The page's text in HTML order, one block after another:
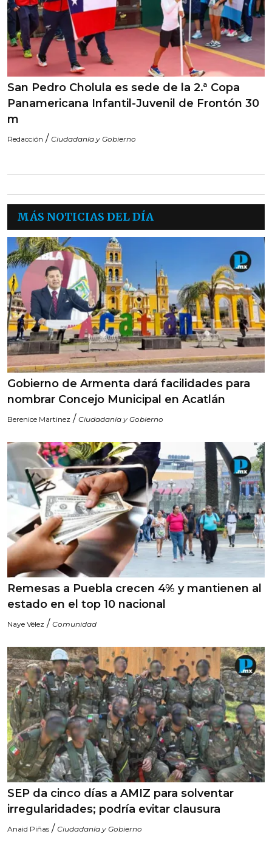
San Pedro Cholula es sede de la 2.ª Copa
Panamericana Infantil-Juvenil de Frontón 30
m
Redacción / Ciudadanía y Gobierno
MÁS NOTICIAS DEL DÍA
Gobierno de Armenta dará facilidades para
nombrar Concejo Municipal en Acatlán
Berenice Martinez / Ciudadanía y Gobierno
Remesas a Puebla crecen 4% y mantienen al
estado en el top 10 nacional
Naye Vélez / Comunidad
SEP da cinco días a AMIZ para solventar
irregularidades; podría evitar clausura
Anaid Piñas / Ciudadanía y Gobierno